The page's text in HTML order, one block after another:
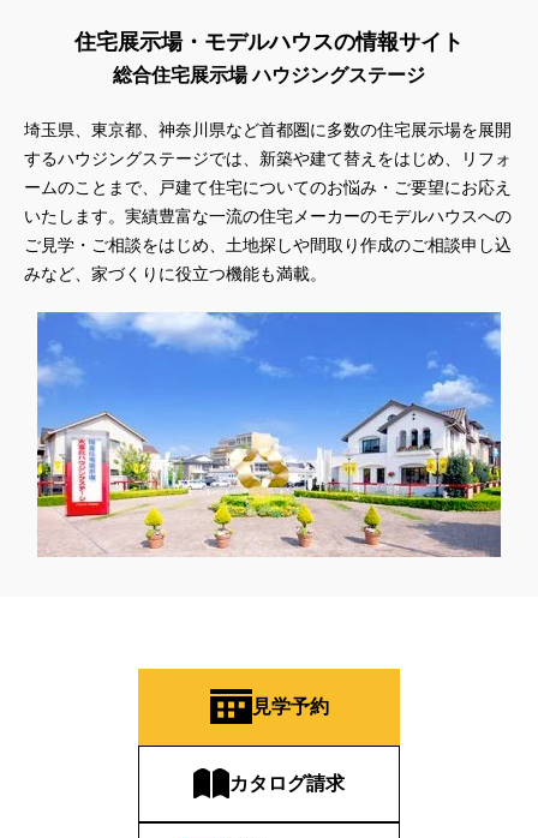
住宅展示場・モデルハウスの情報サイト
総合住宅展示場 ハウジングステージ
埼玉県、東京都、神奈川県など首都圏に多数の住宅展示場を展開
するハウジングステージでは、新築や建て替えをはじめ、リフォ
ームのことまで、戸建て住宅についてのお悩み・ご要望にお応え
いたします。実績豊富な一流の住宅メーカーのモデルハウスへの
ご見学・ご相談をはじめ、土地探しや間取り作成のご相談申し込
みなど、家づくりに役立つ機能も満載。
見学予約
カタログ請求